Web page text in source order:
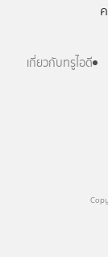
เกี่ยวกับทรูไอดี